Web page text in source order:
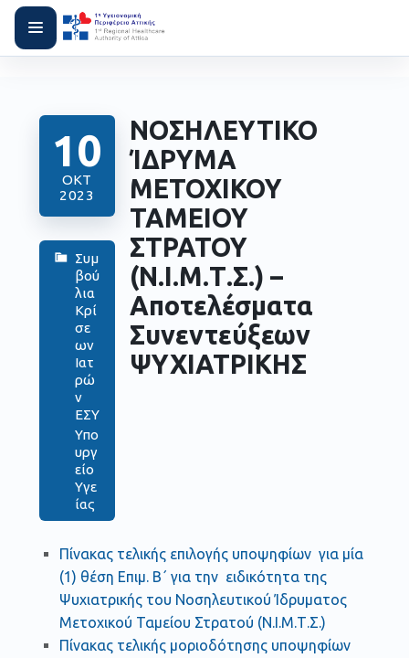
10
ΟΚΤ
2023
Συμ
βού
λια
Κρί
σε
ων
Ιατ
ρώ
ν
ΕΣΥ
Υπο
υργ
είο
Υγε
ίας
ΝΟΣΗΛΕΥΤΙΚΟ
ΊΔΡΥΜΑ
ΜΕΤΟΧΙΚΟΥ
ΤΑΜΕΙΟΥ
ΣΤΡΑΤΟΥ
(Ν.Ι.Μ.Τ.Σ.) –
Αποτελέσματα
Συνεντεύξεων
ΨΥΧΙΑΤΡΙΚΗΣ
Πίνακας τελικής επιλογής υποψηφίων για μία
(1) θέση Επιμ. Β΄ για την ειδικότητα της
Ψυχιατρικής του Νοσηλευτικού Ίδρυματος
Μετοχικού Ταμείου Στρατού (Ν.Ι.Μ.Τ.Σ.)
Πίνακας τελικής μοριοδότησης υποψηφίων